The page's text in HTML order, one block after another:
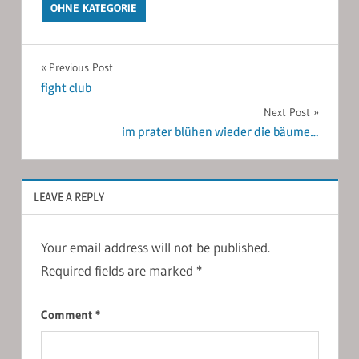
OHNE KATEGORIE
Post
navigation
Previous Post
fight club
Next Post
im prater blühen wieder die bäume…
LEAVE A REPLY
Your email address will not be published.
Required fields are marked *
Comment *